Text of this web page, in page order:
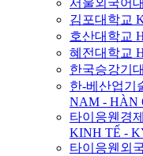
서울외국어
김포대학교
호산대학교
혜전대학교
한국승강기
한-베산업기
NAM - HÀN
타이응웬경
KINH TẾ -
타이응웬외